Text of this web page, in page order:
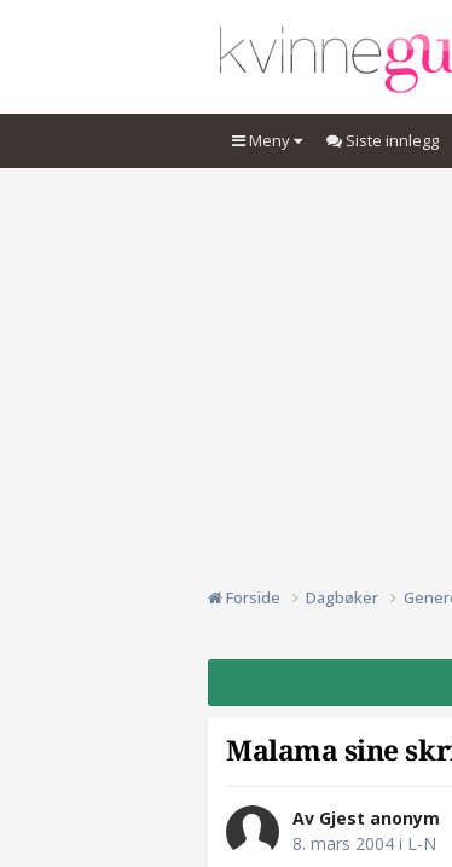
Meny Siste innlegg
Forside Dagbøker
Malama sine
Av Gjest anonym
8. mars 2004 i L-N